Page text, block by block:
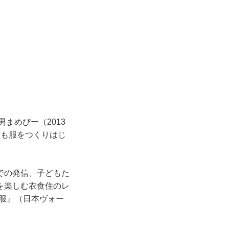
まめぴー（2013
服をつくりはじ
の発信、子どもた
楽しむ衣食住のレ
』（日本ヴォー